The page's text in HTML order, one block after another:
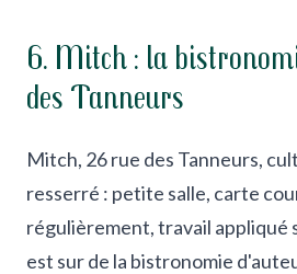
6. Mitch : la
des Tanneurs
Mitch, 26 rue des Tanneurs,
resserré : petite salle, carte
régulièrement, travail appliqué
est sur de la bistronomie